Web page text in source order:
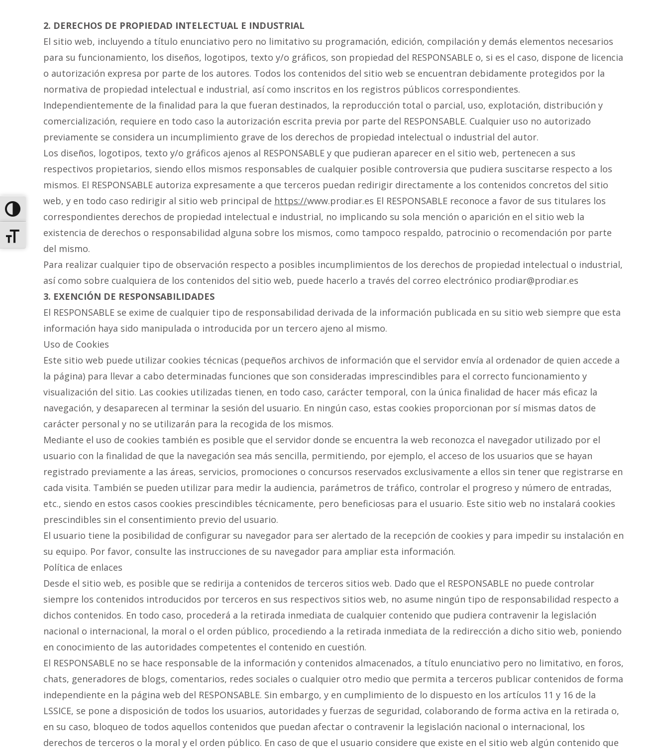
ALTERNAR ALTO CONTRASTE
ALTERNAR TAMAÑO DE LETRA
2. DERECHOS DE PROPIEDAD INTELECTUAL E INDUSTRIAL
El sitio web, incluyendo a título enunciativo pero no limitativo su programación, edición, compilación y demás elementos necesarios
para su funcionamiento, los diseños, logotipos, texto y/o gráficos, son propiedad del RESPONSABLE o, si es el caso, dispone de licencia
o autorización expresa por parte de los autores. Todos los contenidos del sitio web se encuentran debidamente protegidos por la
normativa de propiedad intelectual e industrial, así como inscritos en los registros públicos correspondientes.
Independientemente de la finalidad para la que fueran destinados, la reproducción total o parcial, uso, explotación, distribución y
comercialización, requiere en todo caso la autorización escrita previa por parte del RESPONSABLE. Cualquier uso no autorizado
previamente se considera un incumplimiento grave de los derechos de propiedad intelectual o industrial del autor.
Los diseños, logotipos, texto y/o gráficos ajenos al RESPONSABLE y que pudieran aparecer en el sitio web, pertenecen a sus
respectivos propietarios, siendo ellos mismos responsables de cualquier posible controversia que pudiera suscitarse respecto a los
mismos. El RESPONSABLE autoriza expresamente a que terceros puedan redirigir directamente a los contenidos concretos del sitio
web, y en todo caso redirigir al sitio web principal de https://www.prodiar.es El RESPONSABLE reconoce a favor de sus titulares los
correspondientes derechos de propiedad intelectual e industrial, no implicando su sola mención o aparición en el sitio web la
existencia de derechos o responsabilidad alguna sobre los mismos, como tampoco respaldo, patrocinio o recomendación por parte
del mismo.
Para realizar cualquier tipo de observación respecto a posibles incumplimientos de los derechos de propiedad intelectual o industrial,
así como sobre cualquiera de los contenidos del sitio web, puede hacerlo a través del correo electrónico prodiar@prodiar.es
3. EXENCIÓN DE RESPONSABILIDADES
El RESPONSABLE se exime de cualquier tipo de responsabilidad derivada de la información publicada en su sitio web siempre que esta
información haya sido manipulada o introducida por un tercero ajeno al mismo.
Uso de Cookies
Este sitio web puede utilizar cookies técnicas (pequeños archivos de información que el servidor envía al ordenador de quien accede a
la página) para llevar a cabo determinadas funciones que son consideradas imprescindibles para el correcto funcionamiento y
visualización del sitio. Las cookies utilizadas tienen, en todo caso, carácter temporal, con la única finalidad de hacer más eficaz la
navegación, y desaparecen al terminar la sesión del usuario. En ningún caso, estas cookies proporcionan por sí mismas datos de
carácter personal y no se utilizarán para la recogida de los mismos.
Mediante el uso de cookies también es posible que el servidor donde se encuentra la web reconozca el navegador utilizado por el
usuario con la finalidad de que la navegación sea más sencilla, permitiendo, por ejemplo, el acceso de los usuarios que se hayan
registrado previamente a las áreas, servicios, promociones o concursos reservados exclusivamente a ellos sin tener que registrarse en
cada visita. También se pueden utilizar para medir la audiencia, parámetros de tráfico, controlar el progreso y número de entradas,
etc., siendo en estos casos cookies prescindibles técnicamente, pero beneficiosas para el usuario. Este sitio web no instalará cookies
prescindibles sin el consentimiento previo del usuario.
El usuario tiene la posibilidad de configurar su navegador para ser alertado de la recepción de cookies y para impedir su instalación en
su equipo. Por favor, consulte las instrucciones de su navegador para ampliar esta información.
Política de enlaces
Desde el sitio web, es posible que se redirija a contenidos de terceros sitios web. Dado que el RESPONSABLE no puede controlar
siempre los contenidos introducidos por terceros en sus respectivos sitios web, no asume ningún tipo de responsabilidad respecto a
dichos contenidos. En todo caso, procederá a la retirada inmediata de cualquier contenido que pudiera contravenir la legislación
nacional o internacional, la moral o el orden público, procediendo a la retirada inmediata de la redirección a dicho sitio web, poniendo
en conocimiento de las autoridades competentes el contenido en cuestión.
El RESPONSABLE no se hace responsable de la información y contenidos almacenados, a título enunciativo pero no limitativo, en foros,
chats, generadores de blogs, comentarios, redes sociales o cualquier otro medio que permita a terceros publicar contenidos de forma
independiente en la página web del RESPONSABLE. Sin embargo, y en cumplimiento de lo dispuesto en los artículos 11 y 16 de la
LSSICE, se pone a disposición de todos los usuarios, autoridades y fuerzas de seguridad, colaborando de forma activa en la retirada o,
en su caso, bloqueo de todos aquellos contenidos que puedan afectar o contravenir la legislación nacional o internacional, los
derechos de terceros o la moral y el orden público. En caso de que el usuario considere que existe en el sitio web algún contenido que